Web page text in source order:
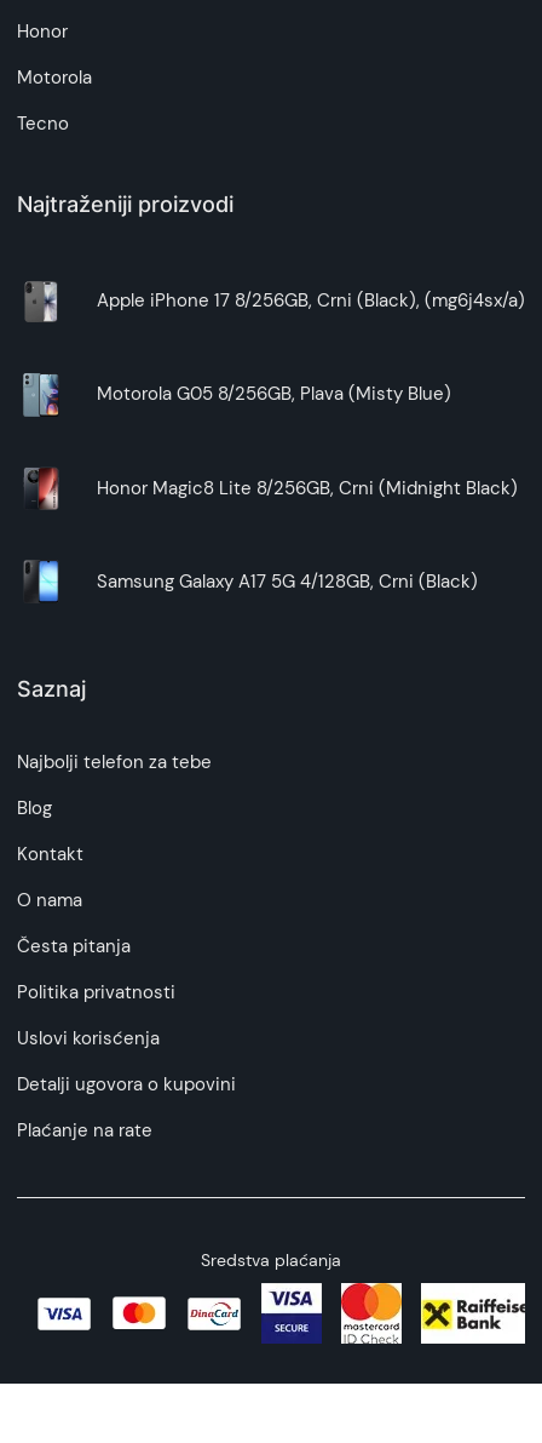
Honor
Motorola
Tecno
Najtraženiji proizvodi
Apple iPhone 17 8/256GB, Crni (Black), (mg6j4sx/a)
Motorola G05 8/256GB, Plava (Misty Blue)
Honor Magic8 Lite 8/256GB, Crni (Midnight Black)
Samsung Galaxy A17 5G 4/128GB, Crni (Black)
Saznaj
Najbolji telefon za tebe
Blog
Kontakt
O nama
Česta pitanja
Politika privatnosti
Uslovi korisćenja
Detalji ugovora o kupovini
Plaćanje na rate
Sredstva plaćanja